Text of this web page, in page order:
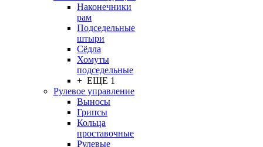
Наконечники
рам
Подседельные
штыри
Сёдла
Хомуты
подседельные
+ ЕЩЕ 1
Рулевое управление
Выносы
Грипсы
Кольца
проставочные
Рулевые